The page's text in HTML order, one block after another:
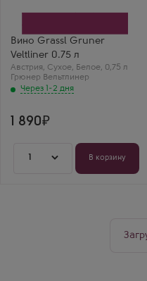
Вино Grassl Gruner
Veltliner 0.75 л
Австрия, Сухое, Белое, 0,75 л
Грюнер Вельтлинер
Через 1-2 дня
Грюнер Вельтлинер
Страна
Австрия
Регион
Карнунтум, Нижняя
Австрия
1 890
1 В корзину